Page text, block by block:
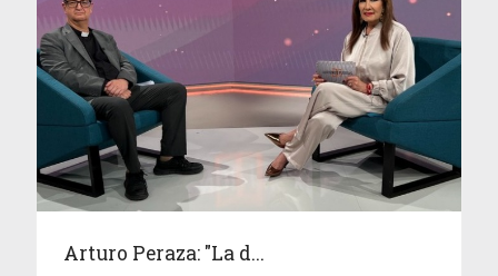
Arturo Peraza: "La d...